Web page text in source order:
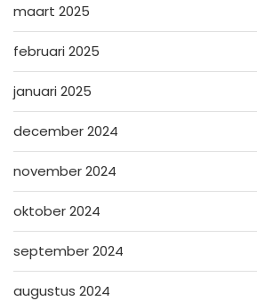
maart 2025
februari 2025
januari 2025
december 2024
november 2024
oktober 2024
september 2024
augustus 2024